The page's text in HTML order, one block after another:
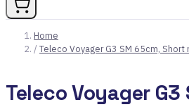
Home
/ Teleco Voyager G3 SM 65cm, Short
Teleco Voyager G3